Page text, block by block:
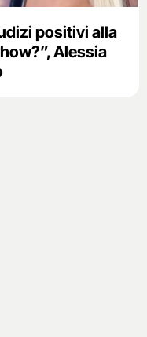
positivi alla
Alessia